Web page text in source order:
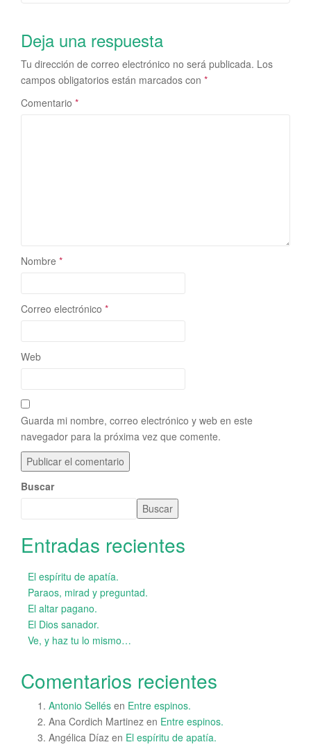
Deja una respuesta
Tu dirección de correo electrónico no será publicada. Los
campos obligatorios están marcados con *
Comentario *
Nombre *
Correo electrónico *
Web
Guarda mi nombre, correo electrónico y web en este
navegador para la próxima vez que comente.
Buscar
Buscar
Entradas recientes
El espíritu de apatía.
Paraos, mirad y preguntad.
El altar pagano.
El Dios sanador.
Ve, y haz tu lo mismo…
Comentarios recientes
Antonio Sellés en Entre espinos.
Ana Cordich Martinez en Entre espinos.
Angélica Díaz en El espíritu de apatía.